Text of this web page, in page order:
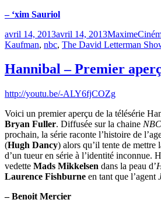
– ‘xim Sauriol
Publié
le
avril 14, 2013avril 14, 2013Maxime
Kaufman, nbc, The David Letterman
Hannibal – Premier
http://youtu.be/-ALY6fjCOZg
Voici un premier aperçu de la télésérie
Bryan Fuller. Diffusée sur la chaine NBC
prochain, la série raconte l’histoire de
(Hugh Dancy) alors qu’il tente de mettre
d’un tueur en série à l’identité inconnue.
vedette Mads Mikkelsen dans la peau d’
Laurence Fishburne en tant que l’agent
– Benoit Mercier